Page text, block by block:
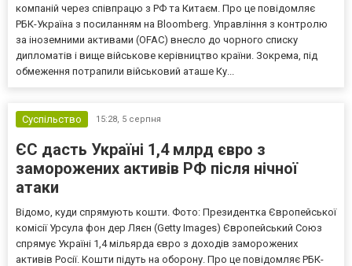
компаній через співпрацю з РФ та Китаєм. Про це повідомляє
РБК-Україна з посиланням на Bloomberg. Управління з контролю
за іноземними активами (OFAC) внесло до чорного списку
дипломатів і вище військове керівництво країни. Зокрема, під
обмеження потрапили військовий аташе Ку...
Суспільство 15:28, 5 серпня
ЄС дасть Україні 1,4 млрд євро з
заморожених активів РФ після нічної
атаки
Відомо, куди спрямують кошти. Фото: Президентка Європейської
комісії Урсула фон дер Ляєн (Getty Images) Європейський Союз
спрямує Україні 1,4 мільярда євро з доходів заморожених
активів Росії. Кошти підуть на оборону. Про це повідомляє РБК-